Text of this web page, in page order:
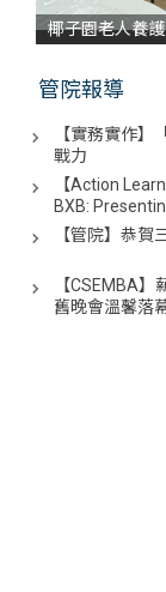
管院報導
【實務實作
戰力
【Action
BXB:
【管院】恭
【CSEMBA
舊晚會溫馨落